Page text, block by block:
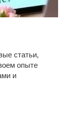
статьи,
опыте
и